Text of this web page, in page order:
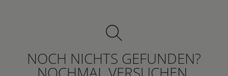
NOCH NICHTS GEFUNDEN?